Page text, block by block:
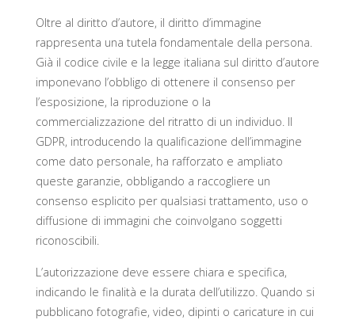
Oltre al diritto d’autore, il diritto d’immagine
rappresenta una tutela fondamentale della persona.
Già il codice civile e la legge italiana sul diritto d’autore
imponevano l’obbligo di ottenere il consenso per
l’esposizione, la riproduzione o la
commercializzazione del ritratto di un individuo. Il
GDPR, introducendo la qualificazione dell’immagine
come dato personale, ha rafforzato e ampliato
queste garanzie, obbligando a raccogliere un
consenso esplicito per qualsiasi trattamento, uso o
diffusione di immagini che coinvolgano soggetti
riconoscibili.
L’autorizzazione deve essere chiara e specifica,
indicando le finalità e la durata dell’utilizzo. Quando si
pubblicano fotografie, video, dipinti o caricature in cui